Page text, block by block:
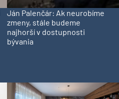
Ján Palenčár: Ak neurobíme
zmeny, stále budeme
najhorší v dostupnosti
bývania